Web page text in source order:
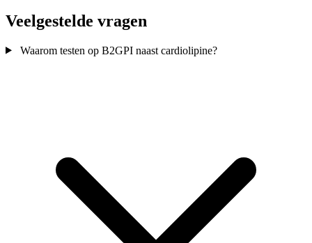
Veelgestelde vragen
Waarom testen op B2GPI naast cardiolipine?